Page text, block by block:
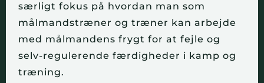
særligt fokus på hvordan man som
målmandstræner og træner kan arbejde
med målmandens frygt for at fejle og
selv-regulerende færdigheder i kamp og
træning.